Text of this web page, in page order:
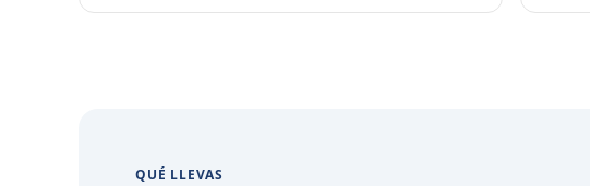
QUÉ LLEVAS